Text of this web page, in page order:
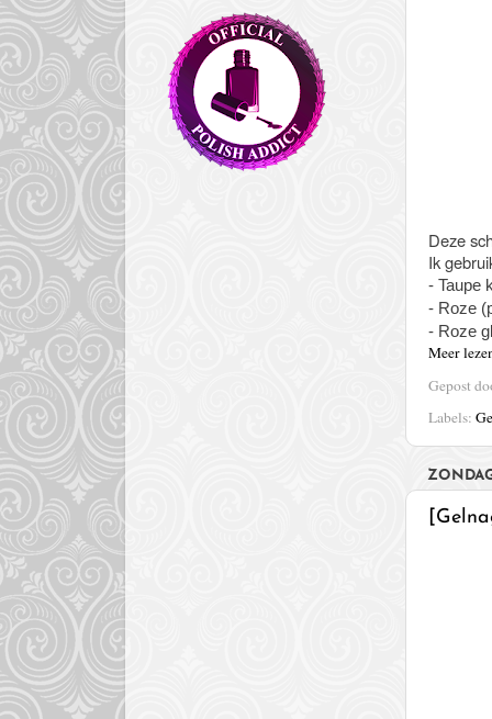
Deze
Ik
- Taupe
- Roze
- Roze
Meer
Gepost
Labels: